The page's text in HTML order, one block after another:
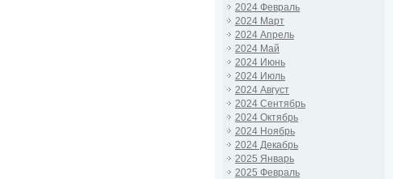
2024 Февраль
2024 Март
2024 Апрель
2024 Май
2024 Июнь
2024 Июль
2024 Август
2024 Сентябрь
2024 Октябрь
2024 Ноябрь
2024 Декабрь
2025 Январь
2025 Февраль